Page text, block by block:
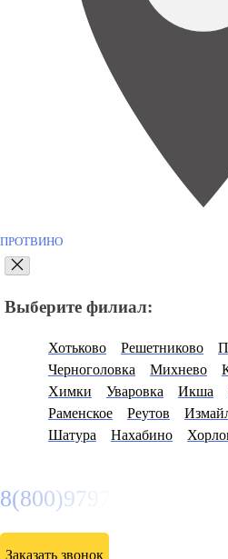
ПРОТВИНО
Выберите филиал:
Хотьково Решетниково
Черноголовка
Михнево
Химки
Уваровка Икша
Раменское
Реутов
Шатура
Нахабино
8(800)9797043
Заказать звонок